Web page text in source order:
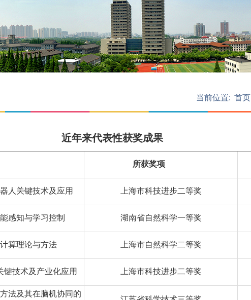
当前位置: 首页
近年来代表性获奖成果
所获奖项
人关键技术及应用 上海市科技进步二等奖
感知与学习控制 湖南省自然科学一等奖
算理论与方法 上海市自然科学二等奖
键技术及产业化应用 上海市科技进步二等奖
法及其在脑机协同的